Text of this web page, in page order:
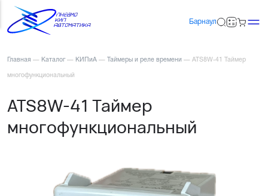
Барнаул
Главная — Каталог — КИПиА — Таймеры и реле времени — ATS8W-41 Таймер
многофункциональный
ATS8W-41 Таймер
многофункциональный